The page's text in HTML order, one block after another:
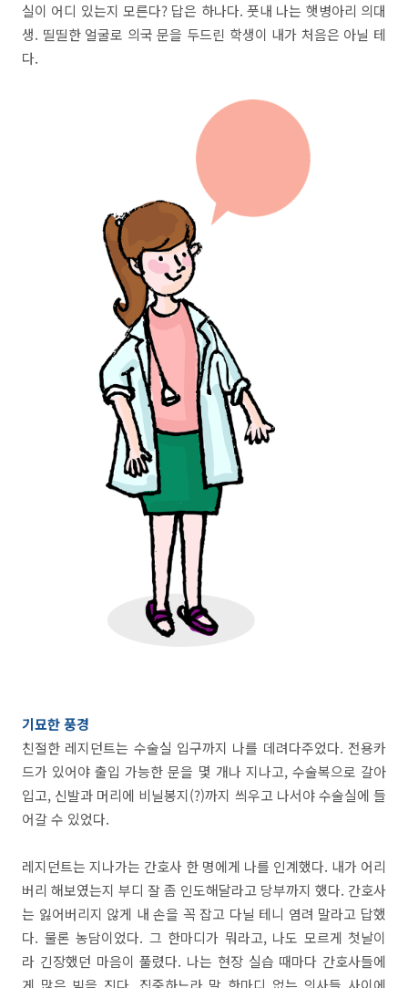
실이 어디 있는지 모른다? 답은 하나다. 풋내 나는 햇병아리 의대
생. 띨띨한 얼굴로 의국 문을 두드린 학생이 내가 처음은 아닐 테
다.
기묘한 풍경
친절한 레지던트는 수술실 입구까지 나를 데려다주었다. 전용카
드가 있어야 출입 가능한 문을 몇 개나 지나고, 수술복으로 갈아
입고, 신발과 머리에 비닐봉지(?)까지 씌우고 나서야 수술실에 들
어갈 수 있었다.
레지던트는 지나가는 간호사 한 명에게 나를 인계했다. 내가 어리
버리 해보였는지 부디 잘 좀 인도해달라고 당부까지 했다. 간호사
는 잃어버리지 않게 내 손을 꼭 잡고 다닐 테니 염려 말라고 답했
다. 물론 농담이었다. 그 한마디가 뭐라고, 나도 모르게 첫날이
라 긴장했던 마음이 풀렸다. 나는 현장 실습 때마다 간호사들에